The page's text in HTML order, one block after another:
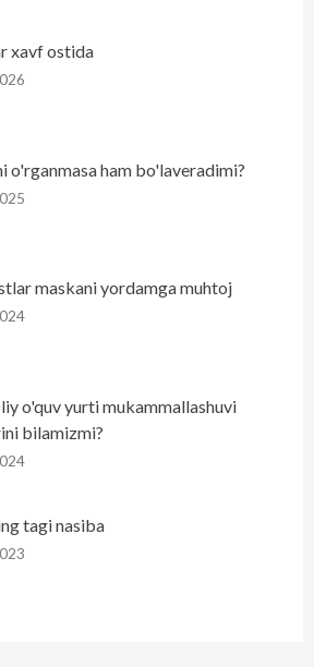
xavf ostida
o'rganmasa ham bo'laveradimi?
maskani yordamga muhtoj
o'quv yurti mukammallashuvi
bilamizmi?
tagi nasiba